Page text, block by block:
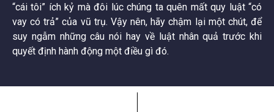
“cái tôi” ích kỷ mà đôi lúc chúng ta quên mất quy luật “có
vay có trả” của vũ trụ. Vậy nên, hãy chậm lại một chút, để
suy ngẫm những câu nói hay về luật nhân quả trước khi
quyết định hành động một điều gì đó.